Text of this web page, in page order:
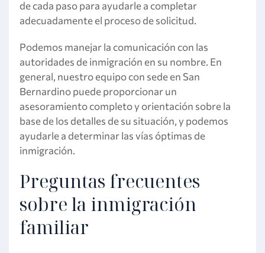
de cada paso para ayudarle a completar
adecuadamente el proceso de solicitud.
Podemos manejar la comunicación con las
autoridades de inmigración en su nombre. En
general, nuestro equipo con sede en San
Bernardino puede proporcionar un
asesoramiento completo y orientación sobre la
base de los detalles de su situación, y podemos
ayudarle a determinar las vías óptimas de
inmigración.
Preguntas frecuentes
sobre la inmigración
familiar